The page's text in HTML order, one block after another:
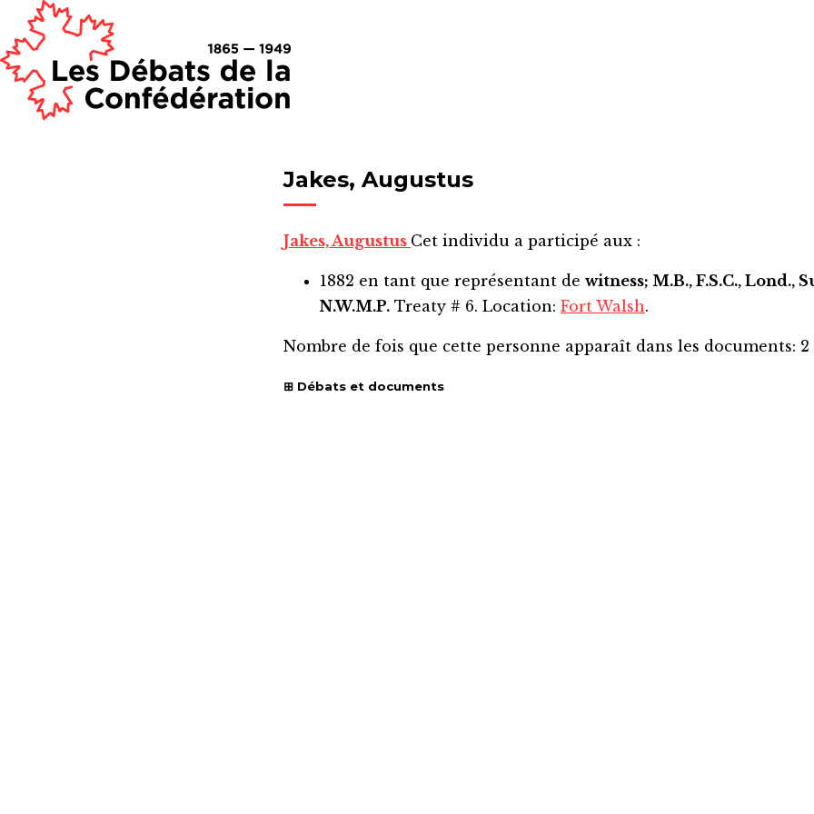
Jakes, Augustus
Jakes, Augustus Cet individu a participé aux :
1882 en tant que représentant de witness; M.B., F.S.C., Lond.,
N.W.M.P. Treaty # 6. Location: Fort Walsh.
Nombre de fois que cette personne apparaît dans les documents: 2
Débats et documents